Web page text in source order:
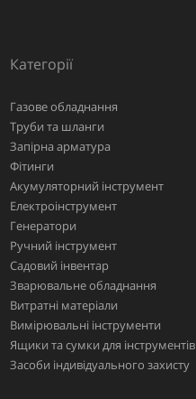
Категорії
Газове обладнання
Труби та шланги
Запірна арматура
Фітинги
Акумуляторний інструмент
Електроінструмент
Генератори
Ручний інструмент
Садовий інвентар
Зварювальне обладнання
Витратні матеріали
Вимірювальні інструменти
Ящики та сумки для інструментів
Засоби індивідуального захисту